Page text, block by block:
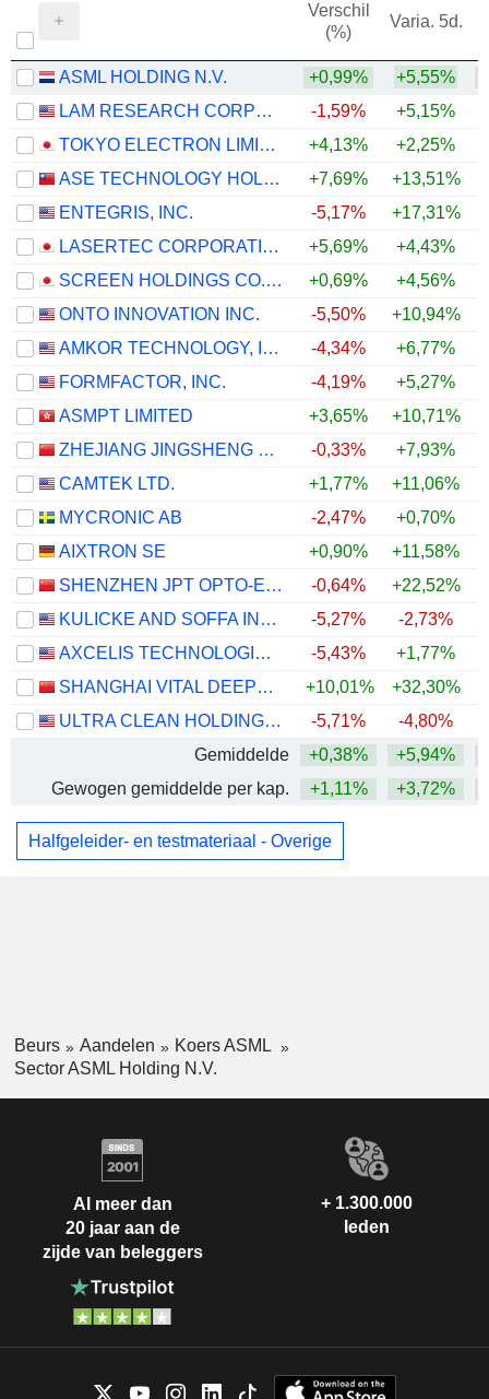
Verschil
(%)
Varia. 5d.
ASML HOLDING N.V. +0,99% +5,55%
LAM RESEARCH CORPORATION
-1,59% +5,15%
TOKYO ELECTRON LIMITED
+4,13% +2,25%
ASE TECHNOLOGY HOLDING CO., LTD.
+7,69% +13,51%
ENTEGRIS, INC.
-5,17% +17,31%
LASERTEC CORPORATION
+5,69% +4,43%
SCREEN HOLDINGS CO., LTD.
+0,69% +4,56%
ONTO INNOVATION INC.
-5,50% +10,94%
AMKOR TECHNOLOGY, INC.
-4,34% +6,77%
FORMFACTOR, INC.
-4,19% +5,27%
ASMPT LIMITED
+3,65% +10,71%
ZHEJIANG JINGSHENG MECHANICAL & ELECTRICAL CO., LTD.
-0,33% +7,93%
CAMTEK LTD.
+1,77% +11,06%
MYCRONIC AB
-2,47% +0,70%
AIXTRON SE
+0,90% +11,58%
SHENZHEN JPT OPTO-ELECTRONICS CO., LTD.
-0,64% +22,52%
KULICKE AND SOFFA INDUSTRIES, INC.
-5,27% -2,73%
AXCELIS TECHNOLOGIES, INC.
-5,43% +1,77%
SHANGHAI VITAL DEEPTECH CO., LTD.
+10,01% +32,30%
ULTRA CLEAN HOLDINGS, INC.
-5,71% -4,80%
Gemiddelde
+0,38% +5,94%
Gewogen gemiddelde per kap.
+1,11% +3,72%
Halfgeleider- en testmateriaal - Overige
Beurs Aandelen
Koers ASML
Sector ASML Holding N.V.
Al meer dan
20 jaar aan de
zijde van beleggers
+ 1.300.000
leden